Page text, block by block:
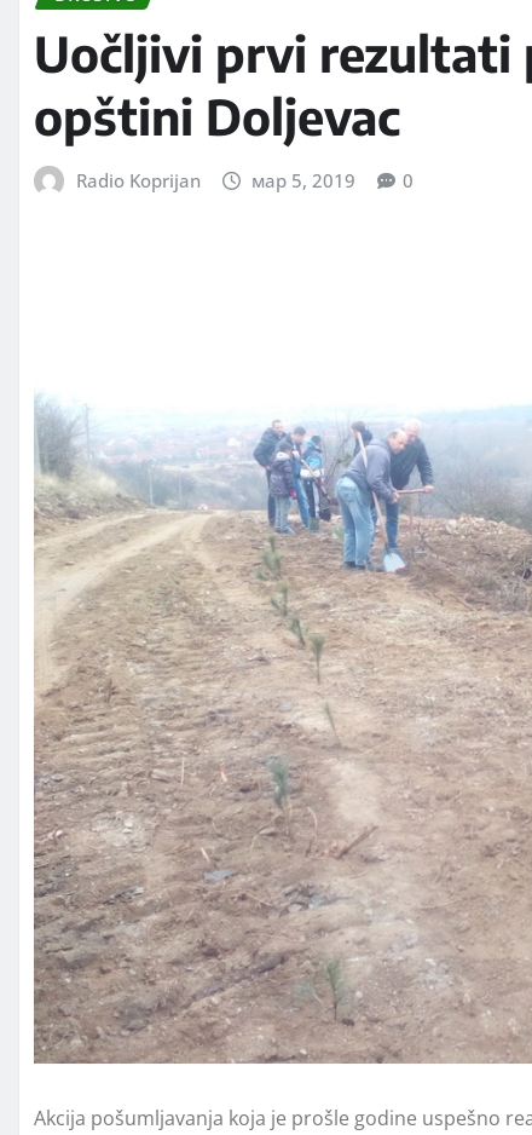
Uočljivi prvi rezultati
opštini Doljevac
Radio Koprijan мар 5, 2019 0
Akcija pošumljavanja koja je prošle godine uspešno